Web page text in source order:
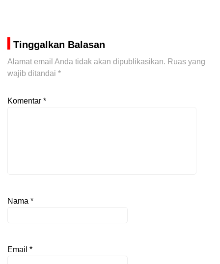
Tinggalkan Balasan
Alamat email Anda tidak akan dipublikasikan. Ruas yang
wajib ditandai *
Komentar *
Nama *
Email *